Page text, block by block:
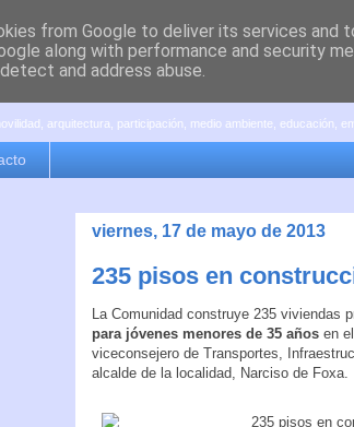
arquitectura, participación, medio ambiente, educación,
viernes, 17 de mayo de 2013
235 pisos en
La Comunidad construye 235 viviendas
para jóvenes menores de 35 años en
viceconsejero de Transportes,
alcalde de la localidad, Narciso de Foxa.
from Google to deliver its services and
along with performance and security
and address abuse.